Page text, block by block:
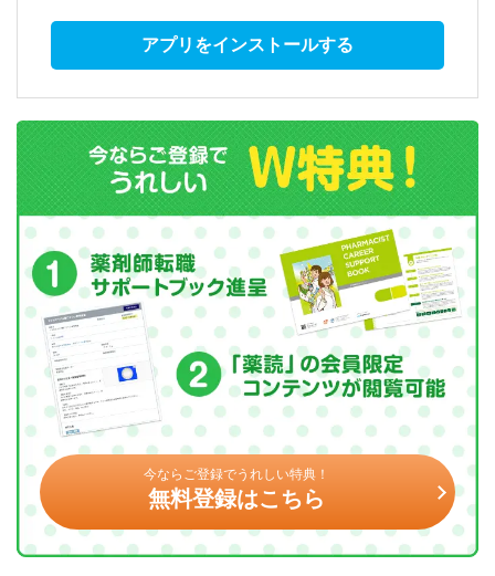
アプリをインストールする
今ならご登録でうれしい特典！
無料登録はこちら